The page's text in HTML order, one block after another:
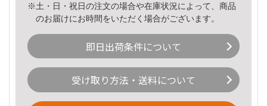
※土・日・祝日の注文の場合や在庫状況によって、商品
のお届けにお時間をいただく場合がございます。
即日出荷条件について
受け取り方法・送料について